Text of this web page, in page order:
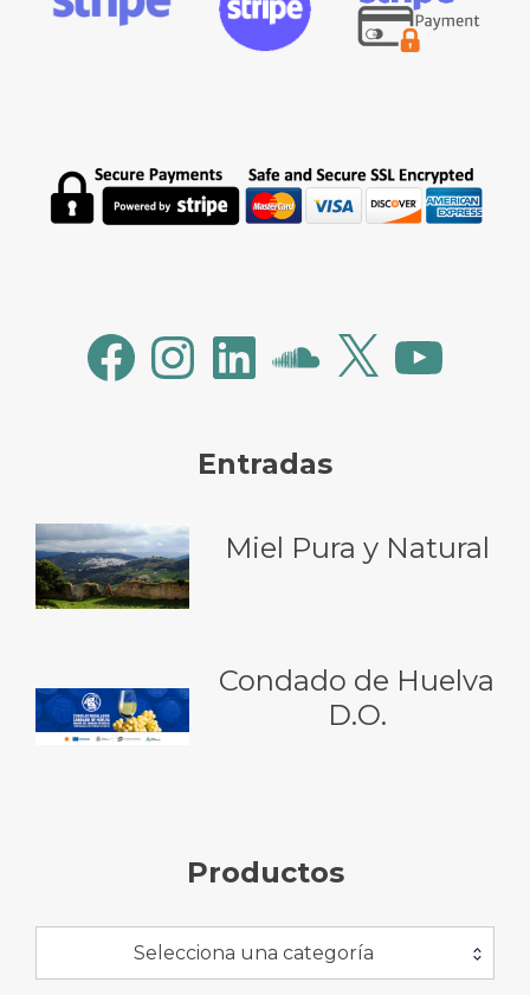
FacebookInstagramLinkedInSoundCloud
X YouTube
Entradas
Miel Pura y Natural
Condado de Huelva
D.O.
Productos
Selecciona una categoría